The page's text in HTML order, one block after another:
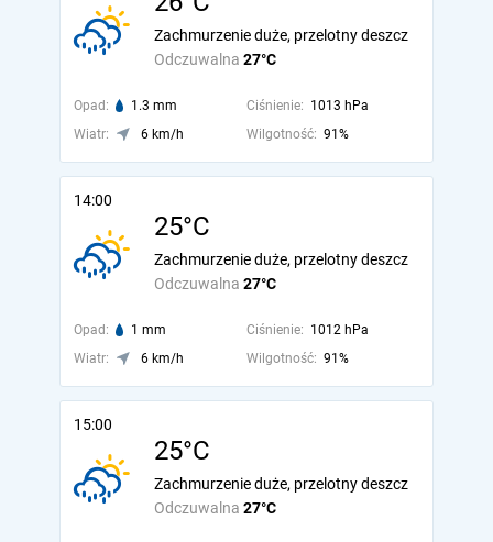
Odczuwalna 27°C
Zachmurzenie duże, przelotny deszcz
Opad: 1.3 mm Ciśnienie: 1013 hPa
Wiatr:
6 km/h Wilgotność: 91%
14:00
25°C
Odczuwalna 27°C
Zachmurzenie duże, przelotny deszcz
Opad: 1 mm Ciśnienie: 1012 hPa
Wiatr:
6 km/h Wilgotność: 91%
15:00
25°C
Odczuwalna 27°C
Zachmurzenie duże, przelotny deszcz